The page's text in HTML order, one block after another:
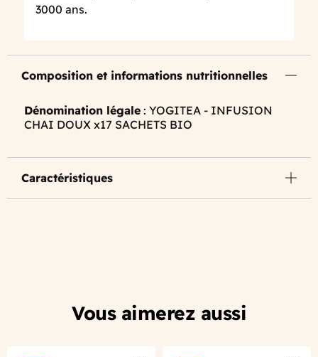
3000 ans.
Composition et informations nutritionnelles
Dénomination légale : YOGITEA - INFUSION
CHAI DOUX x17 SACHETS BIO
Caractéristiques
Vous aimerez aussi